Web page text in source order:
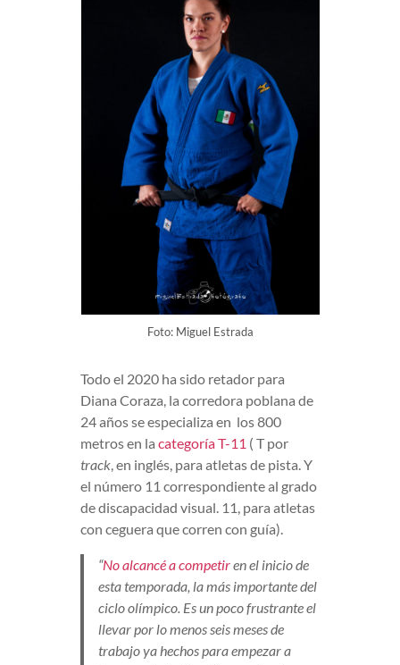
Foto: Miguel Estrada
Todo el 2020 ha sido retador para
Diana Coraza, la corredora poblana de
24 años se especializa en los 800
metros en lacategoría T-11 ( T por
track , en inglés, para atletas de pista. Y
el número 11 correspondiente al grado
de discapacidad visual. 11, para atletas
con ceguera que corren con guía).
“No alcancé a competiren el inicio de
esta temporada, la más importante del
ciclo olímpico. Es un poco frustrante el
llevar por lo menos seis meses de
trabajo ya hechos para empezar a